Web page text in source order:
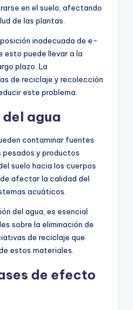
en el suelo, afectando
de las plantas.
inadecuada de e-
esto puede llevar a la
plazo. La
de reciclaje y recolección
este problema.
agua
contaminar fuentes
pesados y productos
suelo hacia los cuerpos
afectar la calidad del
acuáticos.
del agua, es esencial
sobre la eliminación de
de reciclaje que
estos materiales.
de efecto